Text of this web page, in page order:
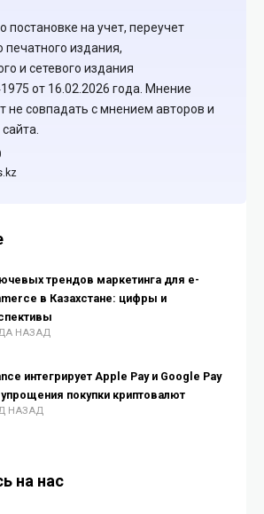
постановке на учет, переучет
печатного издания,
и сетевого издания
от 16.02.2026 года. Мнение
не совпадать с мнением авторов и
трендов маркетинга для e-
в Казахстане: цифры и
НАЗАД
Apple Pay и Google Pay
покупки криптовалют
НАЗАД
на нас